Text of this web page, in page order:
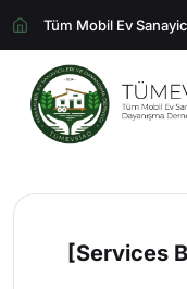
Tüm Mobil Ev
[Services